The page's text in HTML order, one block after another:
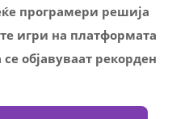
програмери решија
игри на платформата
објавуваат рекорден